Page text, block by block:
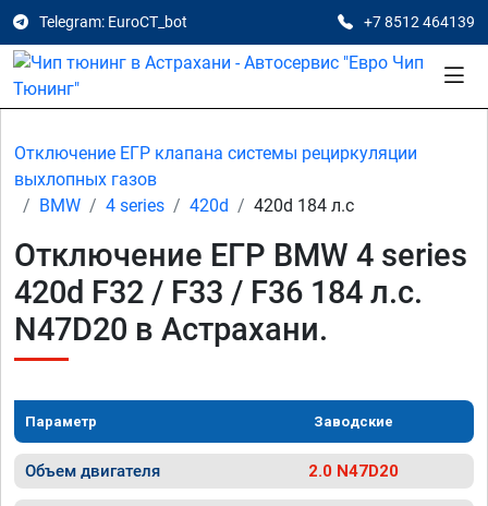
Telegram: EuroCT_bot +7 8512 464139
Отключение ЕГР клапана системы рециркуляции
выхлопных газов
BMW
4 series 420d 420d 184 л.с
Отключение ЕГР BMW 4 series
420d F32 / F33 / F36 184 л.с.
N47D20 в Астрахани.
Параметр Заводские
Объем двигателя 2.0 N47D20